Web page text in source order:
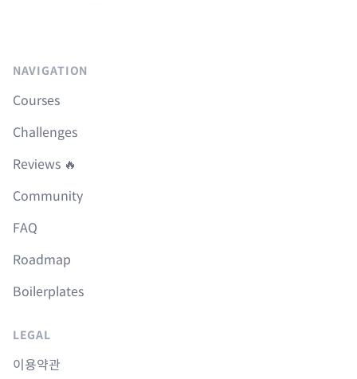
NAVIGATION
Courses
Challenges
Reviews 🔥
Community
FAQ
Roadmap
Boilerplates
LEGAL
이용약관